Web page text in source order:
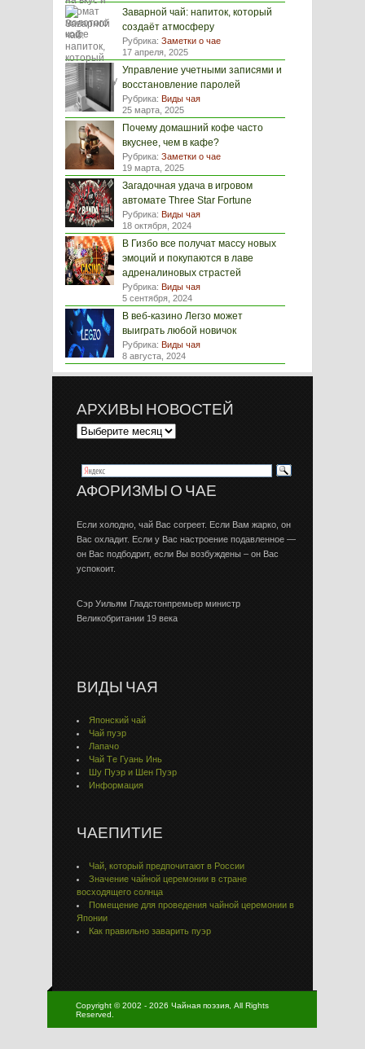
Заварной чай: напиток, который
создаёт атмосферу
Рубрика: Заметки о чае
17 апреля, 2025
Управление учетными записями и
восстановление паролей
Рубрика: Виды чая
25 марта, 2025
Почему домашний кофе часто
вкуснее, чем в кафе?
Рубрика: Заметки о чае
19 марта, 2025
Загадочная удача в игровом
автомате Three Star Fortune
Рубрика: Виды чая
18 октября, 2024
В Гизбо все получат массу новых
эмоций и покупаются в лаве
адреналиновых страстей
Рубрика: Виды чая
5 сентября, 2024
В веб-казино Легзо может
выиграть любой новичок
Рубрика: Виды чая
8 августа, 2024
АРХИВЫ НОВОСТЕЙ
АФОРИЗМЫ О ЧАЕ
Если холодно, чай Вас согреет. Если Вам жарко, он
Вас охладит. Если у Вас настроение подавленное —
он Вас подбодрит, если Вы возбуждены – он Вас
успокоит.
Сэр Уильям Гладстонпремьер министр
Великобритании 19 века
ВИДЫ ЧАЯ
Японский чай
Чай пуэр
Лапачо
Чай Тe Гуaнь Инь
Шу Пуэр и Шен Пуэр
Информация
ЧАЕПИТИЕ
Чай, который предпочитают в России
Значение чайной церемонии в стране
восходящего солнца
Помещение для проведения чайной церемонии в
Японии
Как правильно заварить пуэр
Copyright © 2002 - 2026 Чайная поэзия, All Rights
Reserved.